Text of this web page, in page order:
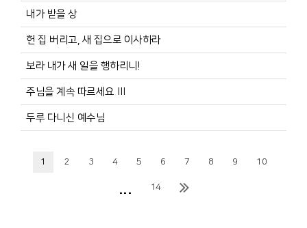
내가 받을 상
헌 집 버리고, 새 집으로 이사하라
보라 내가 새 일을 행하리니!
주님을 계속 따르세요 Ⅲ
두루 다니신 예수님
1 2 3 4 5 6 7 8 9 10
... 14